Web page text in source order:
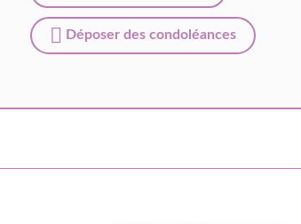
Déposer des condoléances